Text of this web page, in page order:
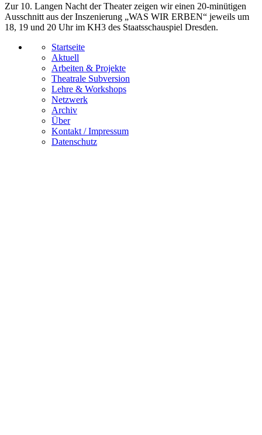
Zur 10. Langen Nacht der Theater zeigen wir einen 20-minütigen
Ausschnitt aus der Inszenierung „WAS WIR ERBEN“ jeweils um
18, 19 und 20 Uhr im KH3 des Staatsschauspiel Dresden.
Startseite
Aktuell
Arbeiten & Projekte
Theatrale Subversion
Lehre & Workshops
Netzwerk
Archiv
Über
Kontakt / Impressum
Datenschutz